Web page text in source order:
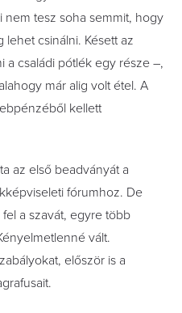
tesz soha semmit, hogy
csinálni. Késett az
a családi pótlék egy része –,
már alig volt étel. A
kellett
az első beadványát a
fórumhoz. De
a szavát, egyre több
vált.
először is a